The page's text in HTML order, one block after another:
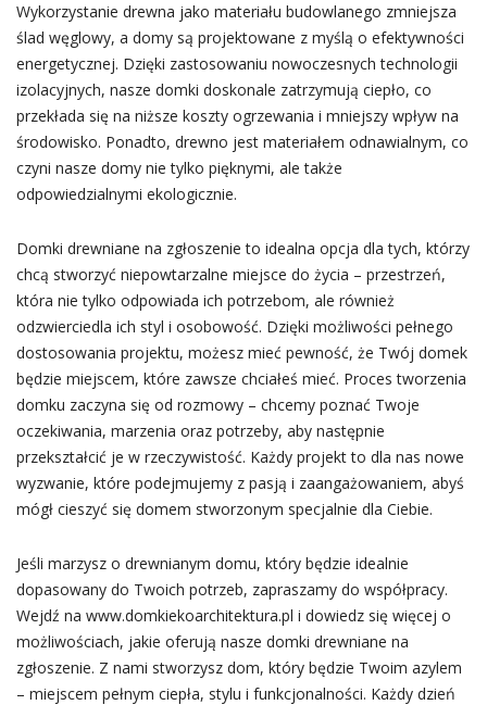
Wykorzystanie drewna jako materiału budowlanego zmniejsza
ślad węglowy, a domy są projektowane z myślą o efektywności
energetycznej. Dzięki zastosowaniu nowoczesnych technologii
izolacyjnych, nasze domki doskonale zatrzymują ciepło, co
przekłada się na niższe koszty ogrzewania i mniejszy wpływ na
środowisko. Ponadto, drewno jest materiałem odnawialnym, co
czyni nasze domy nie tylko pięknymi, ale także
odpowiedzialnymi ekologicznie.
Domki drewniane na zgłoszenie to idealna opcja dla tych, którzy
chcą stworzyć niepowtarzalne miejsce do życia – przestrzeń,
która nie tylko odpowiada ich potrzebom, ale również
odzwierciedla ich styl i osobowość. Dzięki możliwości pełnego
dostosowania projektu, możesz mieć pewność, że Twój domek
będzie miejscem, które zawsze chciałeś mieć. Proces tworzenia
domku zaczyna się od rozmowy – chcemy poznać Twoje
oczekiwania, marzenia oraz potrzeby, aby następnie
przekształcić je w rzeczywistość. Każdy projekt to dla nas nowe
wyzwanie, które podejmujemy z pasją i zaangażowaniem, abyś
mógł cieszyć się domem stworzonym specjalnie dla Ciebie.
Jeśli marzysz o drewnianym domu, który będzie idealnie
dopasowany do Twoich potrzeb, zapraszamy do współpracy.
Wejdź na www.domkiekoarchitektura.pl i dowiedz się więcej o
możliwościach, jakie oferują nasze domki drewniane na
zgłoszenie. Z nami stworzysz dom, który będzie Twoim azylem
– miejscem pełnym ciepła, stylu i funkcjonalności. Każdy dzień